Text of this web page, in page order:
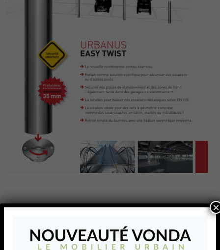
Easy Twist
Easy Twist
×